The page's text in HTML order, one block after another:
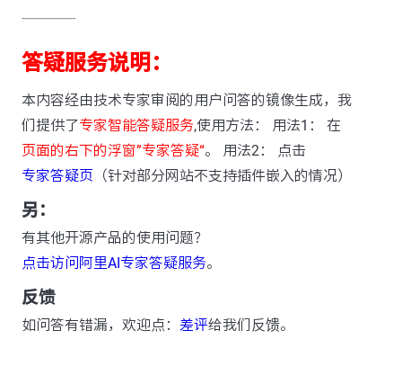
---------------
答疑服务说明：
本内容经由技术专家审阅的用户问答的镜像生成，我
们提供了专家智能答疑服务,使用方法： 用法1： 在
页面的右下的浮窗”专家答疑“。 用法2： 点击
专家答疑页 （针对部分网站不支持插件嵌入的情况）
另：
有其他开源产品的使用问题？
点击访问阿里AI专家答疑服务。
反馈
如问答有错漏，欢迎点： 差评给我们反馈。